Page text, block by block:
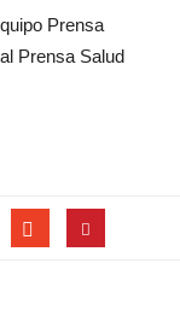
Prensa
Prensa Salud